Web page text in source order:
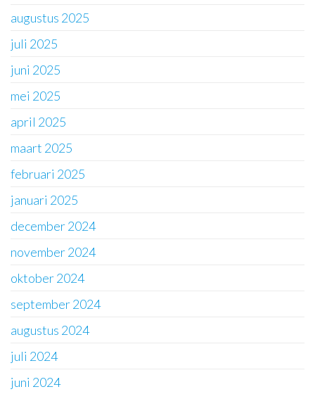
augustus 2025
juli 2025
juni 2025
mei 2025
april 2025
maart 2025
februari 2025
januari 2025
december 2024
november 2024
oktober 2024
september 2024
augustus 2024
juli 2024
juni 2024